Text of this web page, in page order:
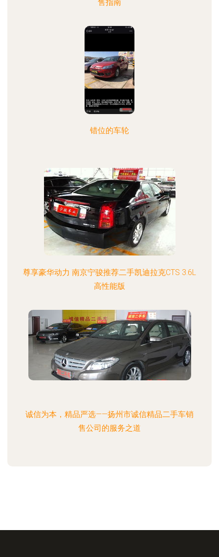
售指南
错位的车轮
尊享豪华动力 南京宁骏推荐二手凯迪拉克CTS 3.6L
高性能版
诚信为本，精品严选——扬州市诚信精品二手车销
售公司的服务之道